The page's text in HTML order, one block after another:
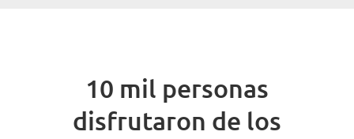
10 mil personas
disfrutaron de los